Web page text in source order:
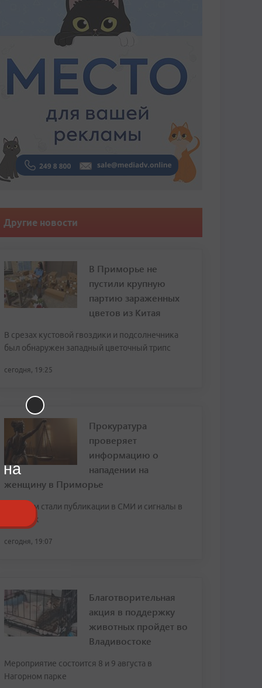
Другие новости
В Приморье не
пустили крупную
партию зараженных
цветов из Китая
В срезах кустовой гвоздики и подсолнечника
был обнаружен западный цветочный трипс
сегодня, 19:25
Прокуратура
проверяет
информацию о
нападении на
женщину в Приморье
Поводом стали публикации в СМИ и сигналы в
соцсетях
сегодня, 19:07
Благотворительная
акция в поддержку
животных пройдет во
Владивостоке
Мероприятие состоится 8 и 9 августа в
Нагорном парке